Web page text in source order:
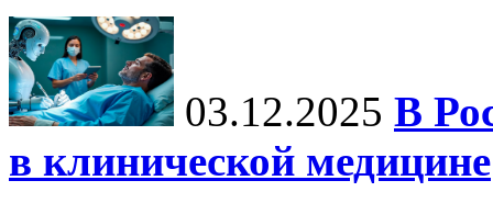
03.12.2025 В
в клинической медицине